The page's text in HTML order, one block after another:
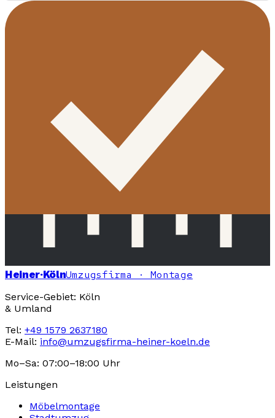
Heiner·KölnUmzugsfirma · Montage
Service-Gebiet: Köln
& Umland
Tel: +49 1579 2637180
E-Mail: info@umzugsfirma-heiner-koeln.de
Mo–Sa: 07:00–18:00 Uhr
Leistungen
Möbelmontage